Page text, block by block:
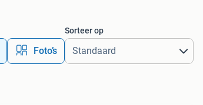
Foto’s
Sorteer op